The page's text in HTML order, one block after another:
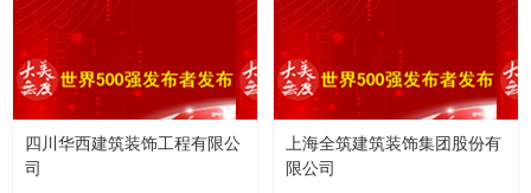
四川华西建筑装饰工程有限公
司
上海全筑建筑装饰集团股份有
限公司